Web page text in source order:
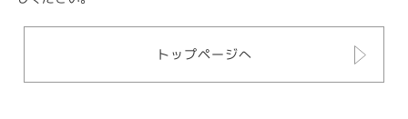
トップページへ